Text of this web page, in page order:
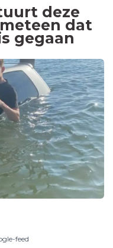
deze
dat
gegaan
feed